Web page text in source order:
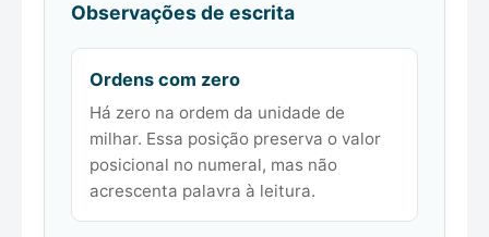
Observações de escrita
Ordens com zero
Há zero na ordem da unidade de
milhar. Essa posição preserva o valor
posicional no numeral, mas não
acrescenta palavra à leitura.